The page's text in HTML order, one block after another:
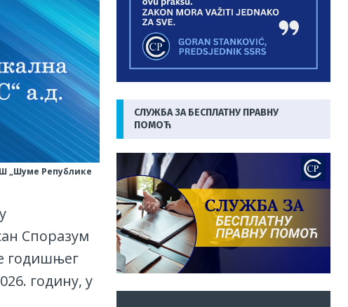
„Шуме Републике
Споразум
годишњег
годину, у
СЛУЖБА ЗА БЕСПЛАТНУ ПРАВНУ
ПОМОЋ